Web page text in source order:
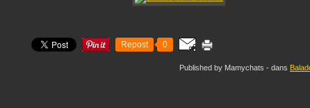
Repost 0
Published by Mamychats - dans